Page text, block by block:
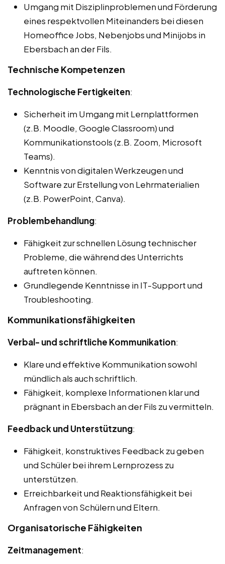
Umgang mit Disziplinproblemen und Förderung
eines respektvollen Miteinanders bei diesen
Homeoffice Jobs, Nebenjobs und Minijobs in
Ebersbach an der Fils.
Technische Kompetenzen
Technologische Fertigkeiten:
Sicherheit im Umgang mit Lernplattformen
(z.B. Moodle, Google Classroom) und
Kommunikationstools (z.B. Zoom, Microsoft
Teams).
Kenntnis von digitalen Werkzeugen und
Software zur Erstellung von Lehrmaterialien
(z.B. PowerPoint, Canva).
Problembehandlung:
Fähigkeit zur schnellen Lösung technischer
Probleme, die während des Unterrichts
auftreten können.
Grundlegende Kenntnisse in IT-Support und
Troubleshooting.
Kommunikationsfähigkeiten
Verbal- und schriftliche Kommunikation:
Klare und effektive Kommunikation sowohl
mündlich als auch schriftlich.
Fähigkeit, komplexe Informationen klar und
prägnant in Ebersbach an der Fils zu vermitteln.
Feedback und Unterstützung:
Fähigkeit, konstruktives Feedback zu geben
und Schüler bei ihrem Lernprozess zu
unterstützen.
Erreichbarkeit und Reaktionsfähigkeit bei
Anfragen von Schülern und Eltern.
Organisatorische Fähigkeiten
Zeitmanagement: